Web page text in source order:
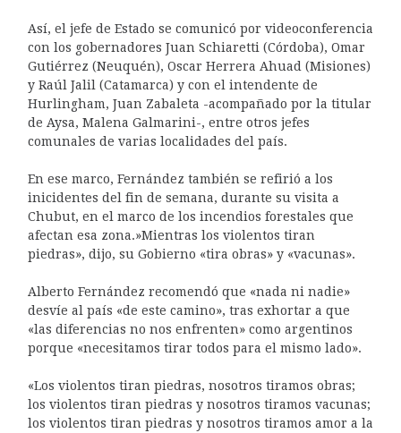
Así, el jefe de Estado se comunicó por videoconferencia
con los gobernadores Juan Schiaretti (Córdoba), Omar
Gutiérrez (Neuquén), Oscar Herrera Ahuad (Misiones)
y Raúl Jalil (Catamarca) y con el intendente de
Hurlingham, Juan Zabaleta -acompañado por la titular
de Aysa, Malena Galmarini-, entre otros jefes
comunales de varias localidades del país.
En ese marco, Fernández también se refirió a los
inicidentes del fin de semana, durante su visita a
Chubut, en el marco de los incendios forestales que
afectan esa zona.»Mientras los violentos tiran
piedras», dijo, su Gobierno «tira obras» y «vacunas».
Alberto Fernández recomendó que «nada ni nadie»
desvíe al país «de este camino», tras exhortar a que
«las diferencias no nos enfrenten» como argentinos
porque «necesitamos tirar todos para el mismo lado».
«Los violentos tiran piedras, nosotros tiramos obras;
los violentos tiran piedras y nosotros tiramos vacunas;
los violentos tiran piedras y nosotros tiramos amor a la